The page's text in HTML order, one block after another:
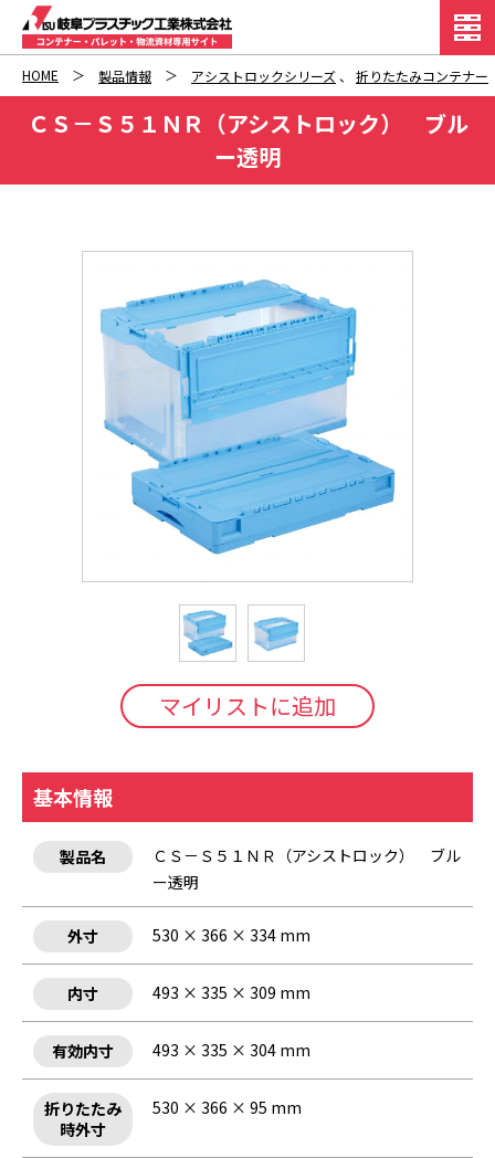
HOME 製品情報 アシストロックシリーズ 、 折りたたみコンテナー
ＣＳ－Ｓ５１ＮＲ（アシストロック） ブル
ー透明
マイリストに追加
基本情報
製品名
ＣＳ－Ｓ５１ＮＲ（アシストロック） ブル
ー透明
外寸 530 × 366 × 334 mm
内寸 493 × 335 × 309 mm
有効内寸 493 × 335 × 304 mm
折りたたみ
時外寸
530 × 366 × 95 mm